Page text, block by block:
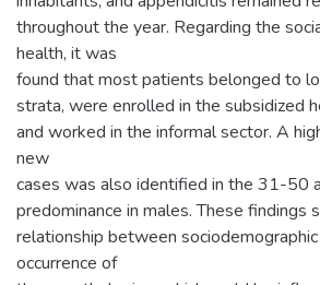
throughout the year. Regarding the
health, it was
found that most patients belonged to
strata, were enrolled in the subsidized
and worked in the informal sector. A
new
cases was also identified in the 31-50
predominance in males. These findings
relationship between
occurrence of